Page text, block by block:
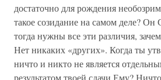
достаточно для рождения
такое созидание на самом деле?
тогда нужны все эти различия,
Нет никаких «других». Когда ты
ничто и никто не является